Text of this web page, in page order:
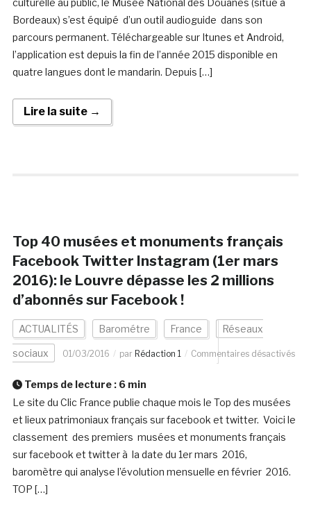
culturelle au public, le Musée National des Douanes (situé à
Bordeaux) s’est équipé d’un outil audioguide dans son
parcours permanent. Téléchargeable sur Itunes et Android,
l’application est depuis la fin de l’année 2015 disponible en
quatre langues dont le mandarin. Depuis […]
Lire la suite →
Top 40 musées et monuments français
Facebook Twitter Instagram (1er mars
2016): le Louvre dépasse les 2 millions
d’abonnés sur Facebook !
ACTUALITÉS Barométre France Réseaux
sociaux 01/03/2016 par Rédaction 1 Commentaires désactivés
Temps de lecture : 6 min
Le site du Clic France publie chaque mois le Top des musées
et lieux patrimoniaux français sur facebook et twitter. Voici le
classement des premiers musées et monuments français
sur facebook et twitter à la date du 1er mars 2016,
baromètre qui analyse l’évolution mensuelle en février 2016.
TOP […]